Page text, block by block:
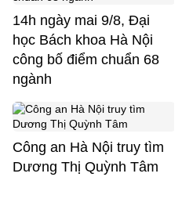
14h ngày mai 9/8, Đại
học Bách khoa Hà Nội
công bố điểm chuẩn 68
ngành
Công an Hà Nội truy tìm
Dương Thị Quỳnh Tâm